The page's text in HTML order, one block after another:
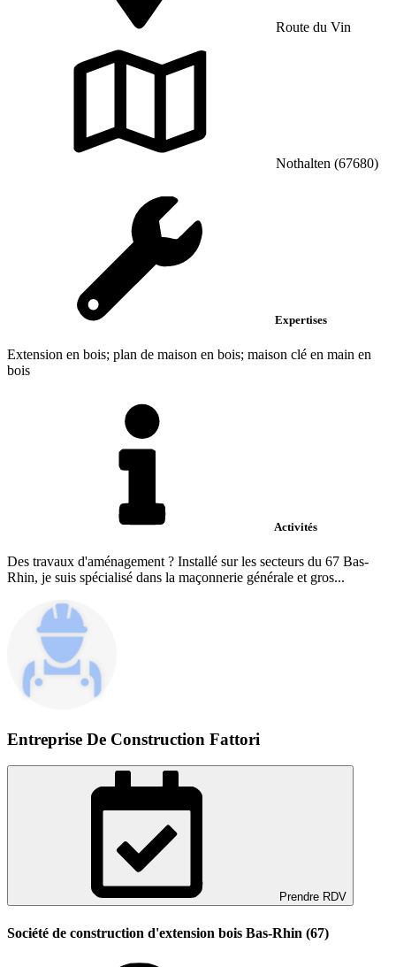
Route du Vin
Nothalten (67680)
Expertises
Extension en bois; plan de maison en bois; maison clé en main en
bois
Activités
Des travaux d'aménagement ? Installé sur les secteurs du 67 Bas-
Rhin, je suis spécialisé dans la maçonnerie générale et gros...
Entreprise De Construction Fattori
Prendre RDV
Société de construction d'extension bois Bas-Rhin (67)